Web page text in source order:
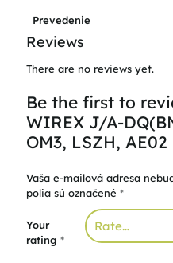
Prevedenie
Reviews
There are no reviews yet.
Be the first to
WIREX J/A-
OM3, LSZH, AE02
Vaša e-mailová adresa
polia sú označené *
Your
rating *